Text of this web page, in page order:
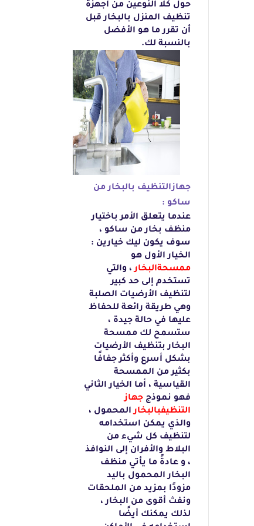
حول كلا النوعين من أجهزة
تنظيف المنزل بالبخار قبل
أن تقرر ما هو الأفضل
بالنسبة لك.
جهازالتنظيف بالبخار من
ساكو :
عندما يتعلق الأمر باختيار
منظف بخار من ساكو ،
سوف يكون ليك خيارين :
الخيار الأول هو
ممسحةالبخار، والتي
تستخدم إلى حد كبير
لتنظيف الأرضيات الصلبة
وهي طريقة رائعة للحفاظ
عليها في حالة جيدة ،
ستسمح لك ممسحة
البخار بتنظيف الأرضيات
بشكل أسرع وأكثرجفافًا
بكثير من الممسحة
القياسية ، أما الخيار الثاني
فهو نموذج جهاز
التنظيفبالبخارالمحمول ،
والذي يمكن استخدامه
لتنظيف كل شيء من
البلاط والأفران إلى النوافذ
، و عادةً ما يأتي منظف
البخار المحمول باليد
مزودًا بمزيد من الملحقات
ونفث أقوى من البخار ،
لذلك يمكنك أيضًا